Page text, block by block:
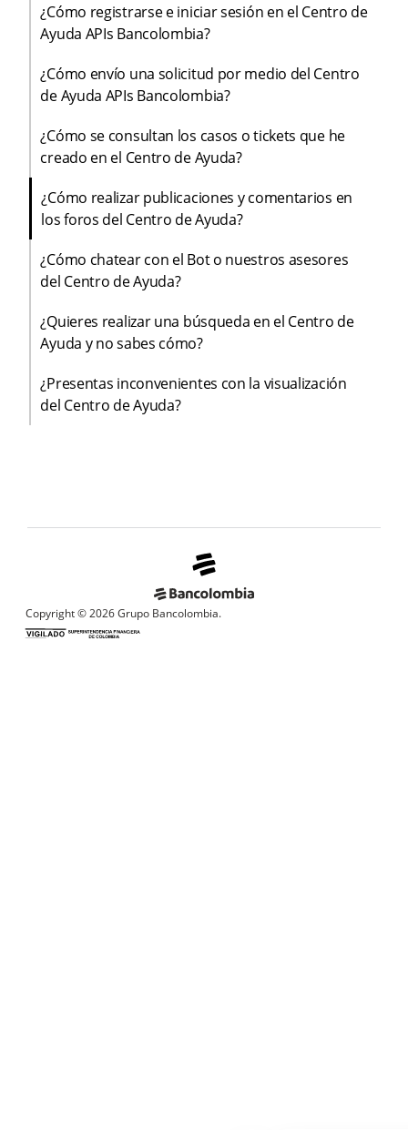
¿Cómo registrarse e iniciar sesión en el Centro de
Ayuda APIs Bancolombia?
¿Cómo envío una solicitud por medio del Centro
de Ayuda APIs Bancolombia?​
¿Cómo se consultan los casos o tickets que he
creado en el Centro de Ayuda?
¿Cómo realizar publicaciones y comentarios en
los foros del Centro de Ayuda?
¿Cómo chatear con el Bot o nuestros asesores
del Centro de Ayuda?
¿Quieres realizar una búsqueda en el Centro de
Ayuda y no sabes cómo?
¿Presentas inconvenientes con la visualización
del Centro de Ayuda?
Copyright © 2026 Grupo Bancolombia.